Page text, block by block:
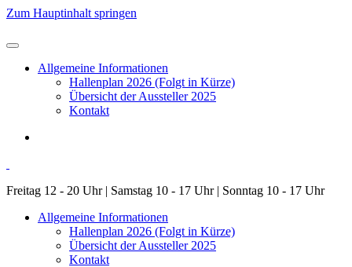
Zum Hauptinhalt springen
Allgemeine Informationen
Hallenplan 2026 (Folgt in Kürze)
Übersicht der Aussteller 2025
Kontakt
Freitag 12 - 20 Uhr | Samstag 10 - 17 Uhr | Sonntag 10 - 17 Uhr
Allgemeine Informationen
Hallenplan 2026 (Folgt in Kürze)
Übersicht der Aussteller 2025
Kontakt